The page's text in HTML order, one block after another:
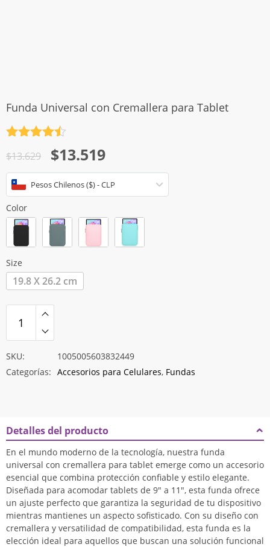
Funda Universal con Cremallera para Tablet
con4.5
$13.629
El
precio
original
era:
$13.629.
$13.519
El
precio
actual
es:
$13.519.
Pesos Chilenos ($) - CLP
Color
Size
19.8 X 26.2 cm
SKU:
1005005603832449
Categorías: Accesorios para Celulares, Fundas
Detalles del producto
En el mundo moderno de la tecnología, nuestra funda
universal con cremallera para tablet emerge como un accesorio
esencial que combina protección confiable y estilo elegante.
Diseñada para acomodar tablets de 9″ a 11″, esta funda ofrece
un ajuste perfecto que garantiza la seguridad de tu dispositivo
mientras mantienes un aspecto sofisticado. Con su diseño con
cremallera y versatilidad de compatibilidad, esta funda es la
elección ideal para aquellos que buscan una solución funcional